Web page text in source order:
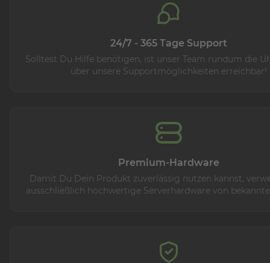
24/7 - 365 Tage Support
Solltest Du Hilfe benötigen, ist unser Team rundum die
über unsere Supportmöglichkeiten erreichbar!
Premium-Hardware
Damit Du Dein Produkt zuverlässig nutzen kannst,
ausschließlich hochwertige Serverhardware von